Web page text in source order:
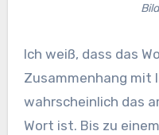
Ich weiß, dass das
Zusammenhang mit
wahrscheinlich das
Wort ist. Bis zu